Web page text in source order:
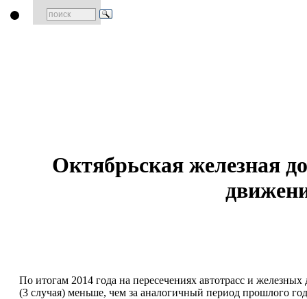
Октябрьская железная
По итогам 2014 года на пересечениях автотрасс и железных
(3 случая) меньше, чем за аналогичный период прошлого